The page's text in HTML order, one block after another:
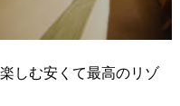
しむ安くて最高のリゾ